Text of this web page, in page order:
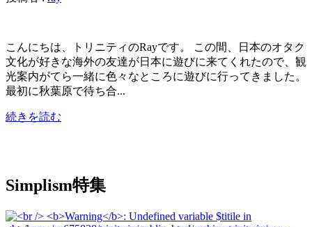
こんにちは、トリニティのRayです。 この間、日本のオタク
文化が好きな海外の友達が日本に遊びに来てくれたので、観
光案内がてら一緒に色々なところに遊びに行ってきました。
最初に秋葉原で待ち合...
続きを読む
Simplism特集